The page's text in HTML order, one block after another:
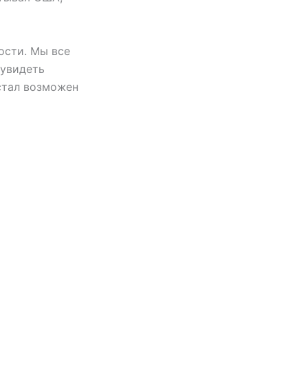
Мы все
возможен